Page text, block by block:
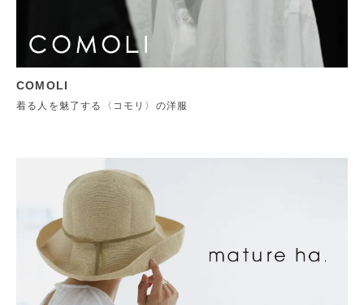
COMOLI
着る人を魅了する〈コモリ〉の洋服